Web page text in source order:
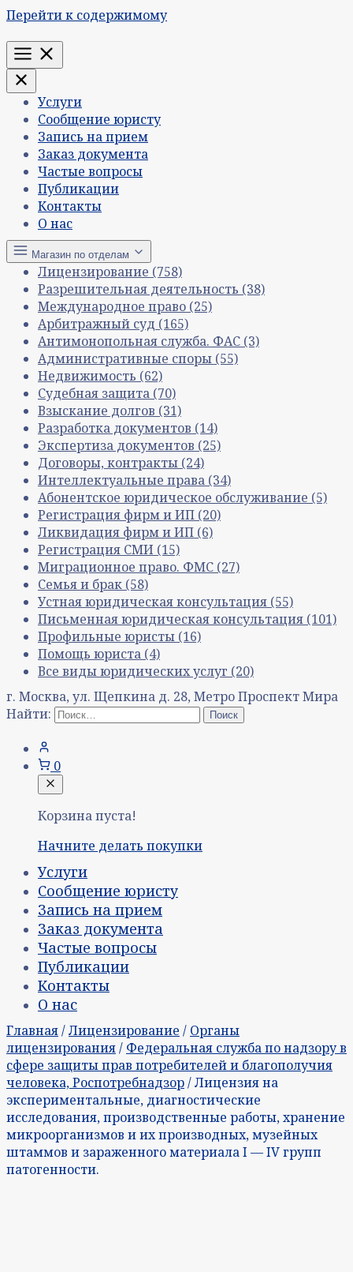
Перейти к содержимому
Меню
Услуги
Сообщение юристу
Запись на прием
Заказ документа
Частые вопросы
Публикации
Контакты
О нас
Магазин по отделам
Лицензирование (758)
Разрешительная деятельность (38)
Международное право (25)
Арбитражный суд (165)
Антимонопольная служба. ФАС (3)
Административные споры (55)
Недвижимость (62)
Судебная защита (70)
Взыскание долгов (31)
Разработка документов (14)
Экспертиза документов (25)
Договоры, контракты (24)
Интеллектуальные права (34)
Абонентское юридическое обслуживание (5)
Регистрация фирм и ИП (20)
Ликвидация фирм и ИП (6)
Регистрация СМИ (15)
Миграционное право. ФМС (27)
Семья и брак (58)
Устная юридическая консультация (55)
Письменная юридическая консультация (101)
Профильные юристы (16)
Помощь юриста (4)
Все виды юридических услуг (20)
г. Москва, ул. Щепкина д. 28, Метро Проспект Мира
Найти:
0
Корзина пуста!
Начните делать покупки
Услуги
Сообщение юристу
Запись на прием
Заказ документа
Частые вопросы
Публикации
Контакты
О нас
Главная/Лицензирование / Органы
лицензирования/ Федеральная служба по надзору в
сфере защиты прав потребителей и благополучия
человека, Роспотребнадзор/ Лицензия на
экспериментальные, диагностические
исследования, производственные работы, хранение
микроорганизмов и их производных, музейных
штаммов и зараженного материала I — IV групп
патогенности.